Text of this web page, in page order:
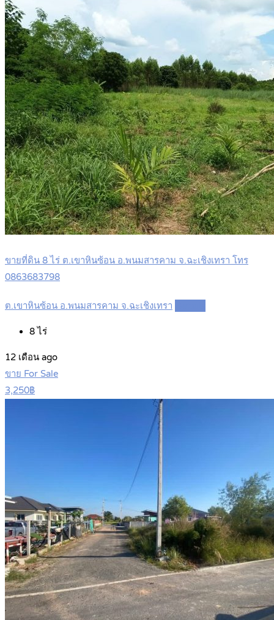
ขายที่ดิน 8 ไร่ ต.เขาหินซ้อน อ.พนมสารคาม จ.ฉะเชิงเทรา โทร
0863683798
ต.เขาหินซ้อน อ.พนมสารคาม จ.ฉะเชิงเทรา
8ไร่
12 เดือน ago
ขาย For Sale
3,250฿